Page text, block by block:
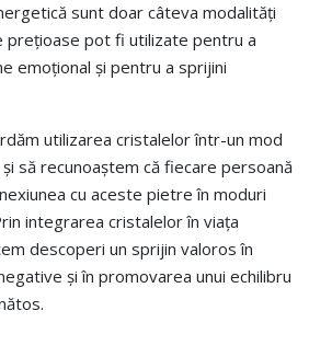
sunt doar câteva modalități
prețioase pot fi utilizate pentru a
emoțional și pentru a sprijini
utilizarea cristalelor într-un mod
să recunoaștem că fiecare persoană
cu aceste pietre în moduri
integrarea cristalelor în viața
descoperi un sprijin valoros în
și în promovarea unui echilibru